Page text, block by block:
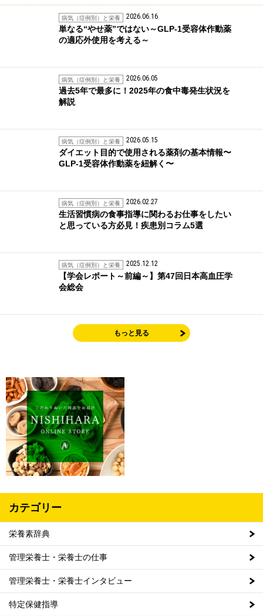
病気（症例別）と栄養 2026.06.16
単なる“やせ薬”ではない～GLP-1受容体作動薬
の適応外使用を考える～
病気（症例別）と栄養 2026.06.05
過去5年で最多に！2025年の食中毒発生状況を
解説
病気（症例別）と栄養 2026.05.15
ダイエット目的で使用される薬剤の基本情報〜
GLP-1受容体作動薬を紐解く〜
病気（症例別）と栄養 2026.02.27
生活習慣病の食事指導に関わるお仕事をしたい
と思っている方必見！疾患別コラム5選
病気（症例別）と栄養 2025.12.12
【学会レポート～前編～】第47回日本高血圧学
会総会
もっと見る
カテゴリー
栄養素辞典
管理栄養士・栄養士の仕事
管理栄養士・栄養士インタビュー
特定保健指導